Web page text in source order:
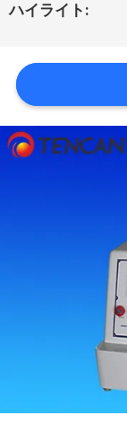
工
旅
行
ハイライト: